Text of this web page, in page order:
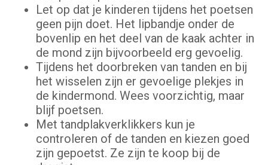
Let op dat je kinderen tijdens het poetsen
geen pijn doet. Het lipbandje onder de
bovenlip en het deel van de kaak achter in
de mond zijn bijvoorbeeld erg gevoelig.
Tijdens het doorbreken van tanden en bij
het wisselen zijn er gevoelige plekjes in
de kindermond. Wees voorzichtig, maar
blijf poetsen.
Met tandplakverklikkers kun je
controleren of de tanden en kiezen goed
zijn gepoetst. Ze zijn te koop bij de